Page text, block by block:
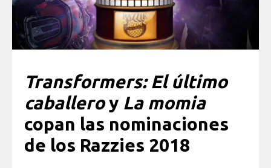
Transformers: El último
caballeroy La momia
copan las nominaciones
de los Razzies 2018